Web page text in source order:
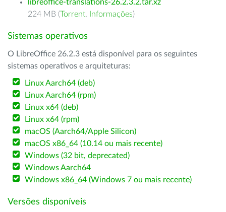
libreoffice-translations-26.2.3.2.tar.xz
224 MB (Torrent, Informações)
Sistemas operativos
O LibreOffice 26.2.3 está disponível para os seguintes
sistemas operativos e arquiteturas:
Linux Aarch64 (deb)
Linux Aarch64 (rpm)
Linux x64 (deb)
Linux x64 (rpm)
macOS (Aarch64/Apple Silicon)
macOS x86_64 (10.14 ou mais recente)
Windows (32 bit, deprecated)
Windows Aarch64
Windows x86_64 (Windows 7 ou mais recente)
Versões disponíveis